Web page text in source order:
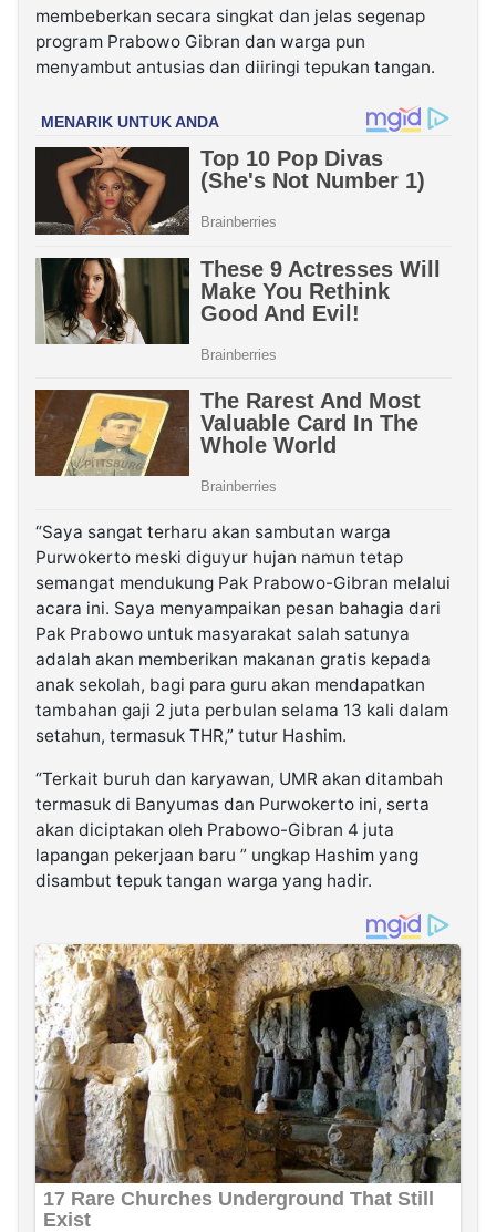
membeberkan secara singkat dan jelas segenap
program Prabowo Gibran dan warga pun
menyambut antusias dan diiringi tepukan tangan.
“Saya sangat terharu akan sambutan warga
Purwokerto meski diguyur hujan namun tetap
semangat mendukung Pak Prabowo-Gibran melalui
acara ini. Saya menyampaikan pesan bahagia dari
Pak Prabowo untuk masyarakat salah satunya
adalah akan memberikan makanan gratis kepada
anak sekolah, bagi para guru akan mendapatkan
tambahan gaji 2 juta perbulan selama 13 kali dalam
setahun, termasuk THR,” tutur Hashim.
“Terkait buruh dan karyawan, UMR akan ditambah
termasuk di Banyumas dan Purwokerto ini, serta
akan diciptakan oleh Prabowo-Gibran 4 juta
lapangan pekerjaan baru ” ungkap Hashim yang
disambut tepuk tangan warga yang hadir.